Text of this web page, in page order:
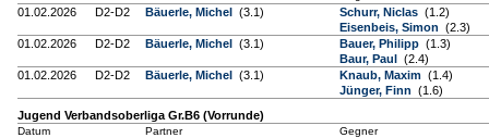
01.02.2026 D2-D2 Bäuerle, Michel (3.1) Schurr, Niclas (1.2)
Eisenbeis, Simon (2.3)
01.02.2026
D2-D2 Bäuerle, Michel (3.1) Bauer, Philipp (1.3)
Baur, Paul (2.4)
01.02.2026
D2-D2 Bäuerle, Michel (3.1) Knaub, Maxim (1.4)
Jünger, Finn (1.6)
Jugend Verbandsoberliga Gr.B6 (Vorrunde)
Datum Partner Gegner